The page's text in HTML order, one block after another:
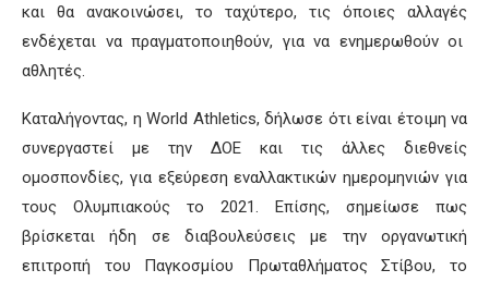
και θα ανακοινώσει, το ταχύτερο, τις όποιες αλλαγές
ενδέχεται να πραγματοποιηθούν, για να ενημερωθούν οι
αθλητές.
Καταλήγοντας, η World Athletics, δήλωσε ότι είναι έτοιμη να
συνεργαστεί με την ΔΟΕ και τις άλλες διεθνείς
ομοσπονδίες, για εξεύρεση εναλλακτικών ημερομηνιών για
τους Ολυμπιακούς το 2021. Επίσης, σημείωσε πως
βρίσκεται ήδη σε διαβουλεύσεις με την οργανωτική
επιτροπή του Παγκοσμίου Πρωταθλήματος Στίβου, το